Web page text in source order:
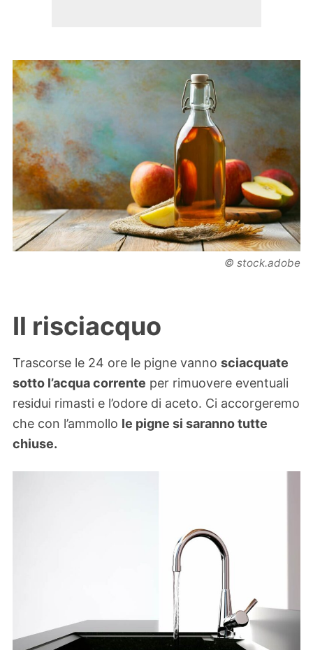
© stock.adobe
Il risciacquo
Trascorse le 24 ore le pigne vanno sciacquate
sotto l’acqua corrente per rimuovere eventuali
residui rimasti e l’odore di aceto. Ci accorgeremo
che con l’ammollo le pigne si saranno tutte
chiuse.